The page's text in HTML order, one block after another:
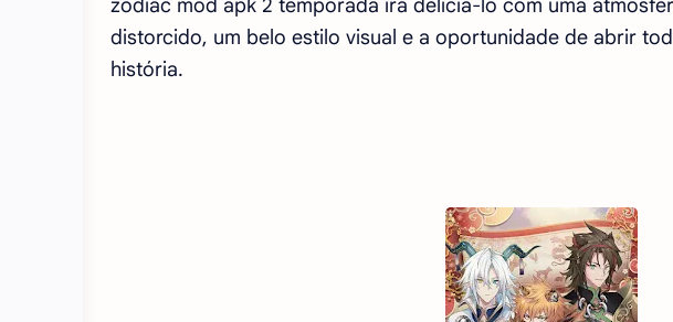
zodiac mod apk 2 temporada irá deliciá-lo com uma
distorcido, um belo estilo visual e a oportunidade de abrir
história.